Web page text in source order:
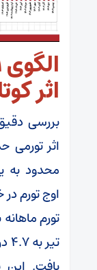
اثر
اثر تورمی
محدود به
تورم